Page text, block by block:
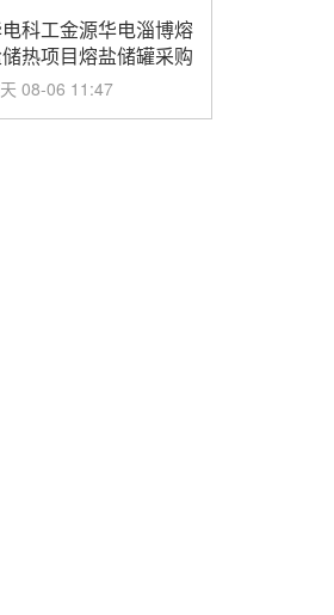
科工金源华电淄博熔
热项目熔盐储罐采购
08-06 11:47